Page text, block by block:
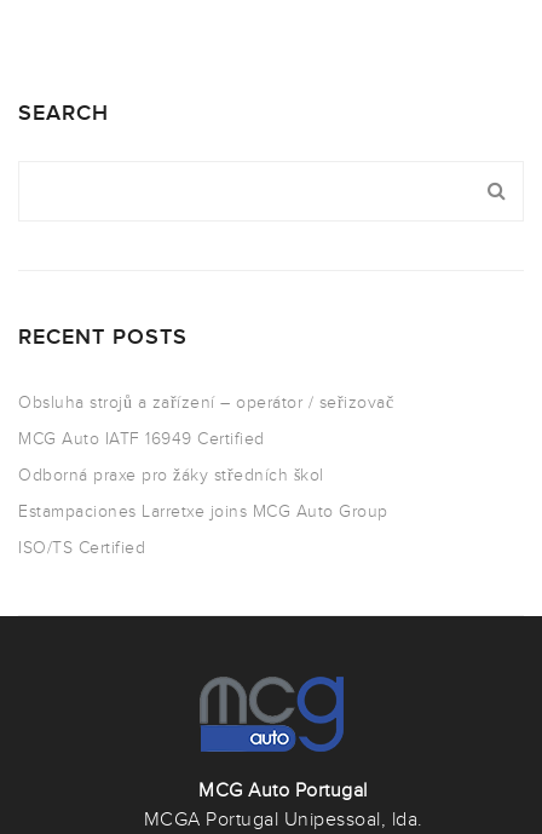
SEARCH
RECENT POSTS
Obsluha strojů a zařízení – operátor / seřizovač
MCG Auto IATF 16949 Certified
Odborná praxe pro žáky středních škol
Estampaciones Larretxe joins MCG Auto Group
ISO/TS Certified
MCG Auto Portugal
MCGA Portugal Unipessoal, lda.